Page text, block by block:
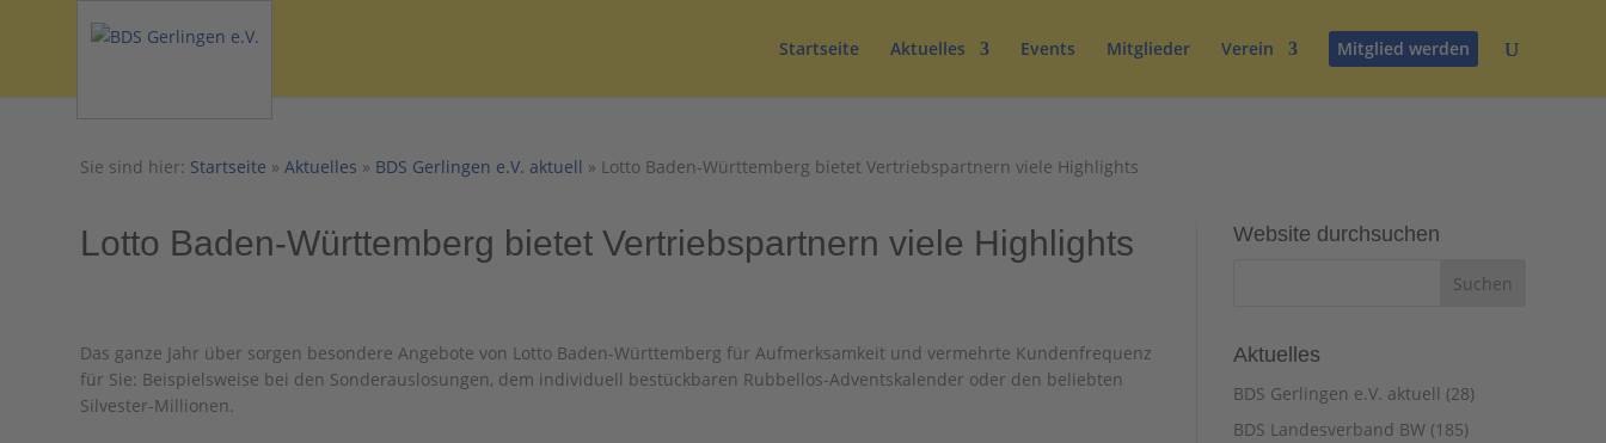
Startseite Aktuelles Events Mitglieder Verein Mitglied werden
Sie sind hier: Startseite »Aktuelles » BDS Gerlingen e.V. aktuell » Lotto Baden-Württemberg bietet Vertriebspartnern viele Highlights
Lotto Baden-Württemberg bietet Vertriebspartnern viele Highlights
Das ganze Jahr über sorgen besondere Angebote von Lotto Baden-Württemberg für Aufmerksamkeit und vermehrte Kundenfrequenz
für Sie: Beispielsweise bei den Sonderauslosungen, dem individuell bestückbaren Rubbellos-Adventskalender oder den beliebten
Silvester-Millionen.
Website durchsuchen
Aktuelles
BDS Gerlingen e.V. aktuell (28)
BDS Landesverband BW(185)